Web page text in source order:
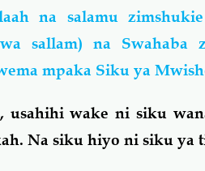
na salamu
sallam) na Swahaba
mpaka Siku ya
usahihi wake ni siku
Na siku hiyo ni siku ya